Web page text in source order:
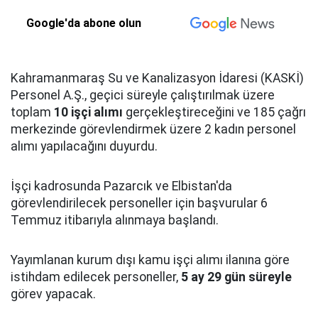
Google'da abone olun
Kahramanmaraş Su ve Kanalizasyon İdaresi (KASKİ)
Personel A.Ş., geçici süreyle çalıştırılmak üzere
toplam 10 işçi alımı gerçekleştireceğini ve 185 çağrı
merkezinde görevlendirmek üzere 2 kadın personel
alımı yapılacağını duyurdu.
İşçi kadrosunda Pazarcık ve Elbistan'da
görevlendirilecek personeller için başvurular 6
Temmuz itibarıyla alınmaya başlandı.
Yayımlanan kurum dışı kamu işçi alımı ilanına göre
istihdam edilecek personeller, 5 ay 29 gün süreyle
görev yapacak.